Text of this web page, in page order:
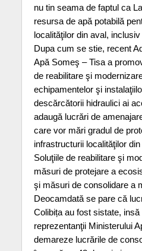
nu tin seama de faptul ca
resursa de apă potabilă
localităţilor din aval,
Dupa cum se stie, recent
Apă Someş – Tisa a
de reabilitare şi
echipamentelor şi
descărcătorii hidraulici ai
adaugă lucrări de
care vor mări gradul de
infrastructurii localităţilor
Soluţiile de reabilitare şi
măsuri de protejare a
şi măsuri de consolidare a
Deocamdată se pare că
Colibița au fost sistate,
reprezentanţii Ministerului
demareze lucrările de